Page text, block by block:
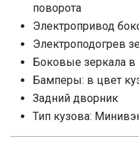
поворота
Электропривод
Электроподогрев
Боковые зеркала в
Бамперы: в цвет
Задний дворник
Тип кузова: